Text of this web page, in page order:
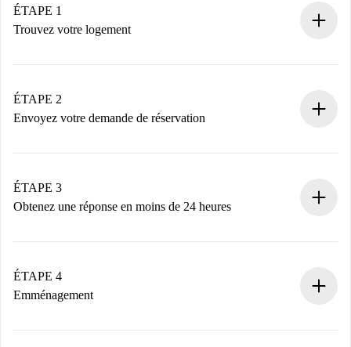
ÉTAPE 1
Trouvez votre logement
Vous disposez à l’avance de toutes les informations
nécessaires.
ÉTAPE 2
Envoyez votre demande de réservation
Nous ne vous facturerons rien tant que le propriétaire
n’aura pas accepté.
ÉTAPE 3
Obtenez une réponse en moins de 24 heures
contact avec le propriétaire.
Si refusé : aucun prélèvement et nous vous proposerons
ÉTAPE 4
Emménagement